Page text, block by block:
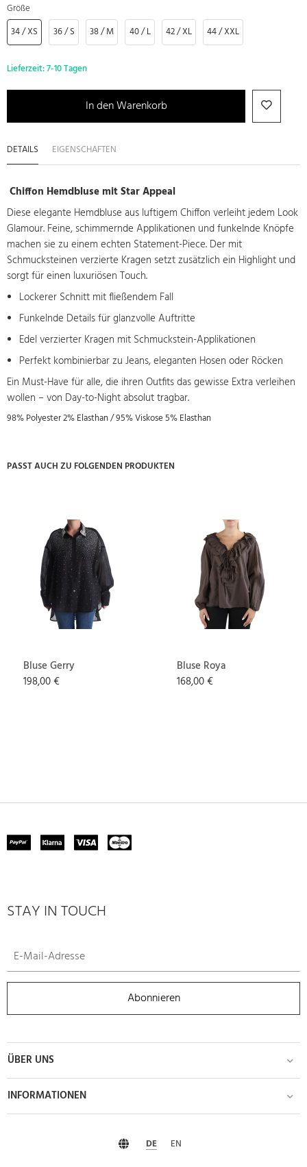
Größe
34 / XS
36 / S 38 / M 40 / L 42 / XL 44 / XXL
Lieferzeit:7-10 Tagen
In den Warenkorb
DETAILS EIGENSCHAFTEN
Chiffon Hemdbluse mit Star Appeal
Diese elegante Hemdbluse aus luftigem Chiffon verleiht jedem Look
Glamour. Feine, schimmernde Applikationen und funkelnde Knöpfe
machen sie zu einem echten Statement-Piece. Der mit
Schmucksteinen verzierte Kragen setzt zusätzlich ein Highlight und
sorgt für einen luxuriösen Touch.
Lockerer Schnitt mit fließendem Fall
Funkelnde Details für glanzvolle Auftritte
Edel verzierter Kragen mit Schmuckstein-Applikationen
Perfekt kombinierbar zu Jeans, eleganten Hosen oder Röcken
Ein Must-Have für alle, die ihren Outfits das gewisse Extra verleihen
wollen – von Day-to-Night absolut tragbar.
98% Polyester 2% Elasthan / 95% Viskose 5% Elasthan
PASST AUCH ZU FOLGENDEN PRODUKTEN
Bluse Gerry
198,00 €
Bluse Roya
168,00 €
STAY IN TOUCH
Abonnieren
ÜBER UNS
INFORMATIONEN
DE EN